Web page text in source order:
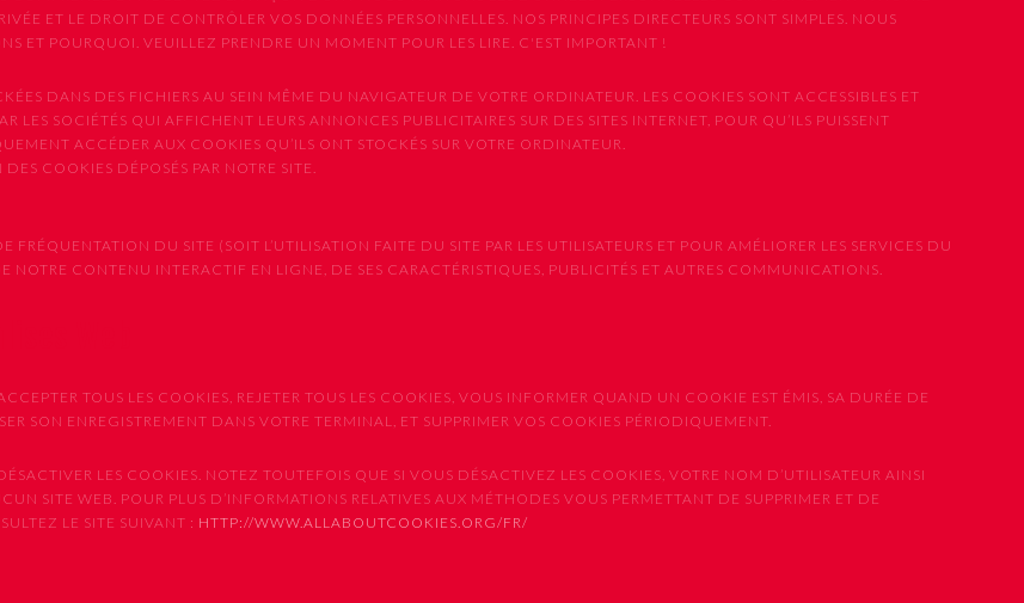
ET LE DROIT DE CONTRÔLER VOS DONNÉES PERSONNELLES. NOS PRINCIPES DIRECTEURS SONT SIMPLES. NOUS
ET POURQUOI. VEUILLEZ PRENDRE UN MOMENT POUR LES LIRE. C'EST IMPORTANT !
DANS DES FICHIERS AU SEIN MÊME DU NAVIGATEUR DE VOTRE ORDINATEUR. LES COOKIES SONT ACCESSIBLES ET
LES SOCIÉTÉS QUI AFFICHENT LEURS ANNONCES PUBLICITAIRES SUR DES SITES INTERNET, POUR QU’ILS PUISSENT
ACCÉDER AUX COOKIES QU’ILS ONT STOCKÉS SUR VOTRE ORDINATEUR.
COOKIES DÉPOSÉS PAR NOTRE SITE.
FRÉQUENTATION DU SITE (SOIT L’UTILISATION FAITE DU SITE PAR LES UTILISATEURS ET POUR AMÉLIORER LES SERVICES DU
NOTRE CONTENU INTERACTIF EN LIGNE, DE SES CARACTÉRISTIQUES, PUBLICITÉS ET AUTRES COMMUNICATIONS.
TOUS LES COOKIES, REJETER TOUS LES COOKIES, VOUS INFORMER QUAND UN COOKIE EST ÉMIS, SA DURÉE DE
SON ENREGISTREMENT DANS VOTRE TERMINAL, ET SUPPRIMER VOS COOKIES PÉRIODIQUEMENT.
LES COOKIES. NOTEZ TOUTEFOIS QUE SI VOUS DÉSACTIVEZ LES COOKIES, VOTRE NOM D’UTILISATEUR AINSI
SITE WEB. POUR PLUS D’INFORMATIONS RELATIVES AUX MÉTHODES VOUS PERMETTANT DE SUPPRIMER ET DE
LE SITE SUIVANT : HTTP://WWW.ALLABOUTCOOKIES.ORG/FR/